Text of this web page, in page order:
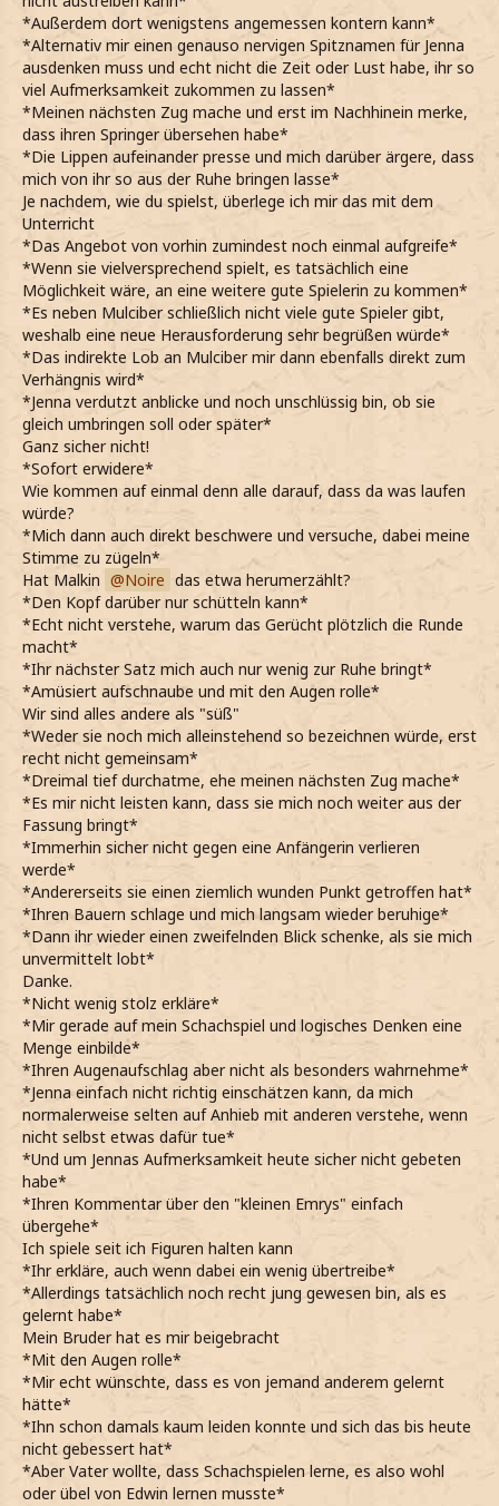
*Außerdem dort wenigstens angemessen kontern kann*
*Alternativ mir einen genauso nervigen Spitznamen für Jenna
ausdenken muss und echt nicht die Zeit oder Lust habe, ihr so
viel Aufmerksamkeit zukommen zu lassen*
*Meinen nächsten Zug mache und erst im Nachhinein merke,
dass ihren Springer übersehen habe*
*Die Lippen aufeinander presse und mich darüber ärgere, dass
mich von ihr so aus der Ruhe bringen lasse*
Je nachdem, wie du spielst, überlege ich mir das mit dem
Unterricht
*Das Angebot von vorhin zumindest noch einmal aufgreife*
*Wenn sie vielversprechend spielt, es tatsächlich eine
Möglichkeit wäre, an eine weitere gute Spielerin zu kommen*
*Es neben Mulciber schließlich nicht viele gute Spieler gibt,
weshalb eine neue Herausforderung sehr begrüßen würde*
*Das indirekte Lob an Mulciber mir dann ebenfalls direkt zum
Verhängnis wird*
*Jenna verdutzt anblicke und noch unschlüssig bin, ob sie
gleich umbringen soll oder später*
Ganz sicher nicht!
*Sofort erwidere*
Wie kommen auf einmal denn alle darauf, dass da was laufen
würde?
*Mich dann auch direkt beschwere und versuche, dabei meine
Stimme zu zügeln*
Hat Malkin
Noire das etwa herumerzählt?
*Den Kopf darüber nur schütteln kann*
*Echt nicht verstehe, warum das Gerücht plötzlich die Runde
macht*
*Ihr nächster Satz mich auch nur wenig zur Ruhe bringt*
*Amüsiert aufschnaube und mit den Augen rolle*
Wir sind alles andere als "süß"
*Weder sie noch mich alleinstehend so bezeichnen würde, erst
recht nicht gemeinsam*
*Dreimal tief durchatme, ehe meinen nächsten Zug mache*
*Es mir nicht leisten kann, dass sie mich noch weiter aus der
Fassung bringt*
*Immerhin sicher nicht gegen eine Anfängerin verlieren
werde*
*Andererseits sie einen ziemlich wunden Punkt getroffen hat*
*Ihren Bauern schlage und mich langsam wieder beruhige*
*Dann ihr wieder einen zweifelnden Blick schenke, als sie mich
unvermittelt lobt*
Danke.
*Nicht wenig stolz erkläre*
*Mir gerade auf mein Schachspiel und logisches Denken eine
Menge einbilde*
*Ihren Augenaufschlag aber nicht als besonders wahrnehme*
*Jenna einfach nicht richtig einschätzen kann, da mich
normalerweise selten auf Anhieb mit anderen verstehe, wenn
nicht selbst etwas dafür tue*
*Und um Jennas Aufmerksamkeit heute sicher nicht gebeten
habe*
*Ihren Kommentar über den "kleinen Emrys" einfach
übergehe*
Ich spiele seit ich Figuren halten kann
*Ihr erkläre, auch wenn dabei ein wenig übertreibe*
*Allerdings tatsächlich noch recht jung gewesen bin, als es
gelernt habe*
Mein Bruder hat es mir beigebracht
*Mit den Augen rolle*
*Mir echt wünschte, dass es von jemand anderem gelernt
hätte*
*Ihn schon damals kaum leiden konnte und sich das bis heute
nicht gebessert hat*
*Aber Vater wollte, dass Schachspielen lerne, es also wohl
oder übel von Edwin lernen musste*